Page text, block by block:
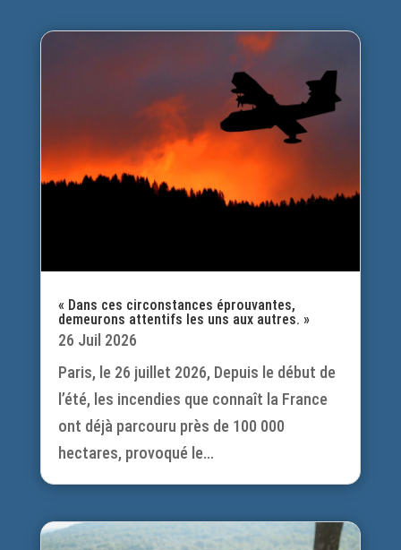
« Dans ces circonstances éprouvantes,
demeurons attentifs les uns aux autres. »
26 Juil 2026
Paris, le 26 juillet 2026, Depuis le début de
l’été, les incendies que connaît la France
ont déjà parcouru près de 100 000
hectares, provoqué le...